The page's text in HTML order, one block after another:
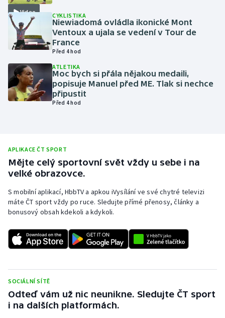
Moderní pětiboj
Motorsport
Olympijské hry
Parasport
Ragby
Rychlostní kanoistika
Short track
Stolní tenis
Triatlon
Video CYKLISTIKA
Niewiadomá ovládla ikonické Mont
Ventoux a ujala se vedení v Tour de
France
Před 4 hod
ATLETIKA
Moc bych si přála nějakou medaili,
popisuje Manuel před ME. Tlak si nechce
připustit
Před 4 hod
APLIKACE ČT SPORT
Mějte celý sportovní svět vždy u sebe i na
velké obrazovce.
S mobilní aplikací, HbbTV a apkou iVysílání ve své chytré televizi
máte ČT sport vždy po ruce. Sledujte přímé přenosy, články a
bonusový obsah kdekoli a kdykoli.
SOCIÁLNÍ SÍTĚ
Odteď vám už nic neunikne. Sledujte ČT sport
i na dalších platformách.